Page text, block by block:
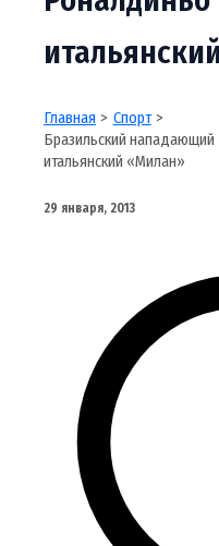
Главная
Спорт
Бразильский
итальянский «Милан»
29 января, 2013